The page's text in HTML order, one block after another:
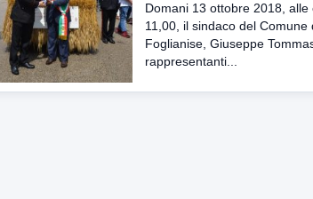
Domani 13 ottobre 2018, alle
11,00, il sindaco del Comune
Foglianise, Giuseppe
rappresentanti...